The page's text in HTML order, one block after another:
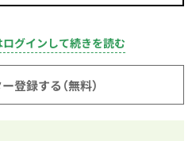
グインして続きを読む
登録する（無料）